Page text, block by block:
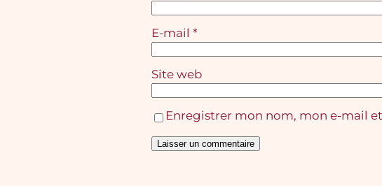
E-mail *
Site web
Enregistrer mon nom, mon e-mail